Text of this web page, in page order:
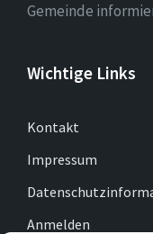
Gemeinde
Wichtige Links
Kontakt
Impressum
Anmelden